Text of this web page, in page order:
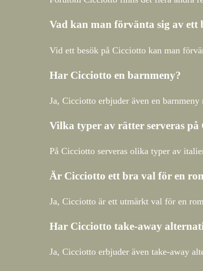
Vad kan man förvänta sig av ett
Vid ett besök på Cicciotto kan man
Har Cicciotto en barnmeny?
Ja, Cicciotto erbjuder även en
Vilka typer av rätter serveras på
På Cicciotto serveras olika typer av
Är Cicciotto ett bra val för en
Ja, Cicciotto är ett utmärkt val för en
Har Cicciotto take-away
Ja, Cicciotto erbjuder även take-away